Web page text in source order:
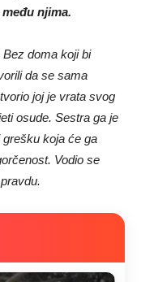
njima.
doma koji bi
da se sama
joj je vrata svog
osude. Sestra ga je
koja će ga
Vodio se